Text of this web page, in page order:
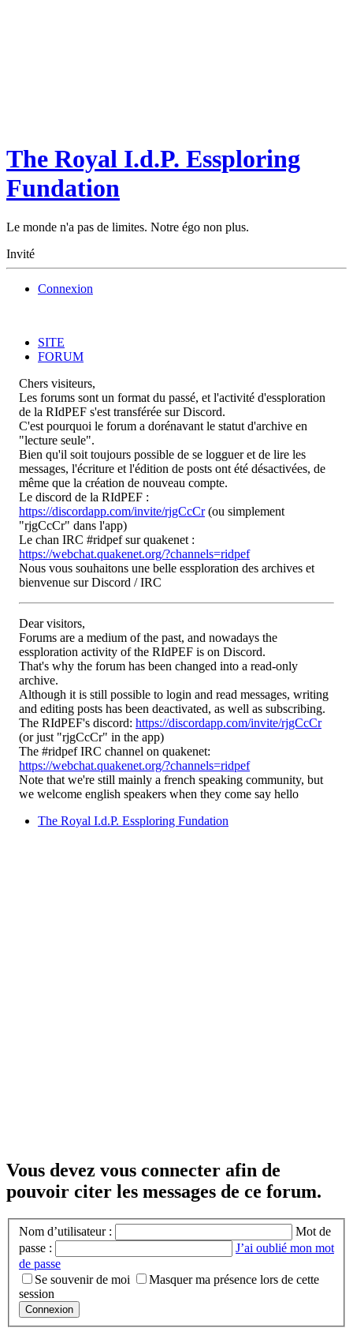
The Royal I.d.P. Essploring
Fundation
Le monde n'a pas de limites. Notre égo non plus.
Invité
Connexion
SITE
FORUM
Chers visiteurs,
Les forums sont un format du passé, et l'activité d'essploration
de la RIdPEF s'est transférée sur Discord.
C'est pourquoi le forum a dorénavant le statut d'archive en
"lecture seule".
Bien qu'il soit toujours possible de se logguer et de lire les
messages, l'écriture et l'édition de posts ont été désactivées, de
même que la création de nouveau compte.
Le discord de la RIdPEF :
https://discordapp.com/invite/rjgCcCr(ou simplement
"rjgCcCr" dans l'app)
Le chan IRC #ridpef sur quakenet :
https://webchat.quakenet.org/?channels=ridpef
Nous vous souhaitons une belle essploration des archives et
bienvenue sur Discord / IRC
Dear visitors,
Forums are a medium of the past, and nowadays the
essploration activity of the RIdPEF is on Discord.
That's why the forum has been changed into a read-only
archive.
Although it is still possible to login and read messages, writing
and editing posts has been deactivated, as well as subscribing.
The RIdPEF's discord: https://discordapp.com/invite/rjgCcCr
(or just "rjgCcCr" in the app)
The #ridpef IRC channel on quakenet:
https://webchat.quakenet.org/?channels=ridpef
Note that we're still mainly a french speaking community, but
we welcome english speakers when they come say hello
The Royal I.d.P. Essploring Fundation
Vous devez vous connecter afin de
pouvoir citer les messages de ce forum.
Nom d’utilisateur :
Mot de
passe :
J’ai oublié mon mot
de passe
Se souvenir de moi
Masquer ma présence lors de cette
session